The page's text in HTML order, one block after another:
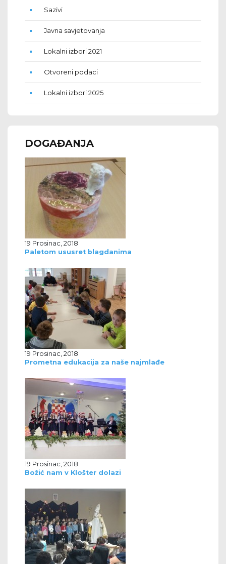
Sazivi
Javna savjetovanja
Lokalni izbori 2021
Otvoreni podaci
Lokalni izbori 2025
DOGAĐANJA
19 Prosinac, 2018
Paletom ususret blagdanima
19 Prosinac, 2018
Prometna edukacija za naše najmlađe
19 Prosinac, 2018
Božić nam v Klošter dolazi